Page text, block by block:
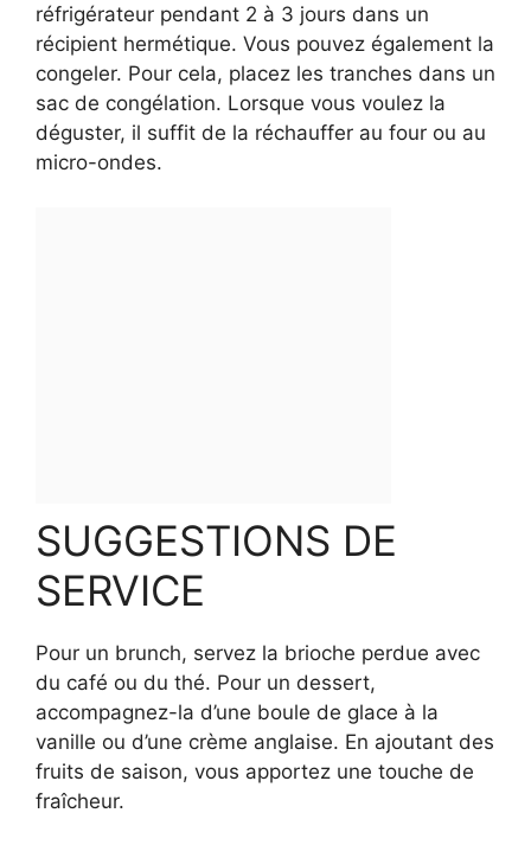
réfrigérateur pendant 2 à 3 jours dans un
récipient hermétique. Vous pouvez également la
congeler. Pour cela, placez les tranches dans un
sac de congélation. Lorsque vous voulez la
déguster, il suffit de la réchauffer au four ou au
micro-ondes.
SUGGESTIONS DE
SERVICE
Pour un brunch, servez la brioche perdue avec
du café ou du thé. Pour un dessert,
accompagnez-la d’une boule de glace à la
vanille ou d’une crème anglaise. En ajoutant des
fruits de saison, vous apportez une touche de
fraîcheur.